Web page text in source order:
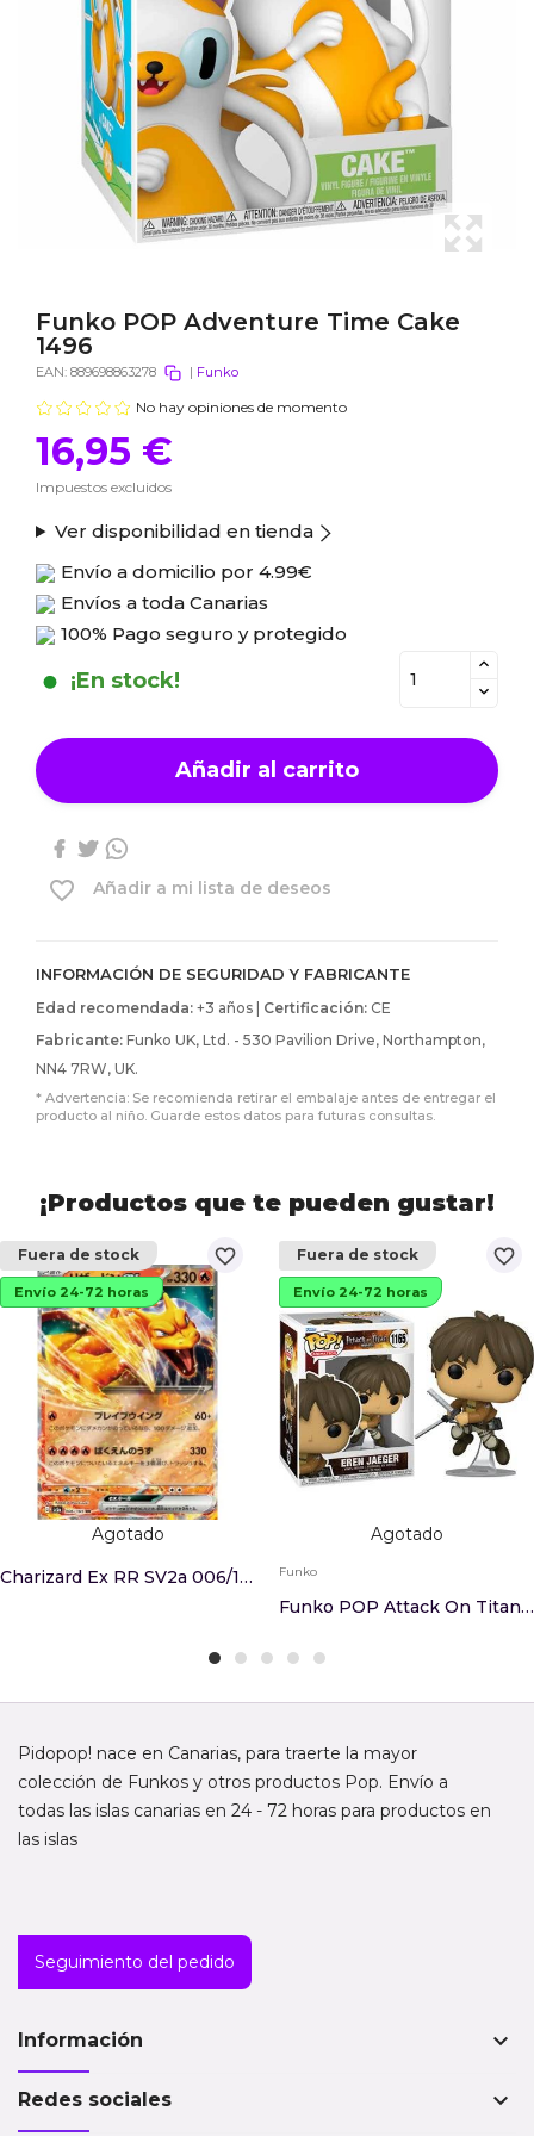
Funko POP Adventure Time Cake
1496
EAN: 889698863278 | Funko
No hay opiniones de momento
16,95 €
Impuestos excluidos
Ver disponibilidad en tienda
Envío a domicilio por 4.99€
Envíos a toda Canarias
100% Pago seguro y protegido
¡En stock!
Añadir al carrito
favorite_border Añadir a mi lista de deseos
INFORMACIÓN DE SEGURIDAD Y FABRICANTE
Edad recomendada: +3 años | Certificación: CE
Fabricante: Funko UK, Ltd. - 530 Pavilion Drive, Northampton,
NN4 7RW, UK.
* Advertencia: Se recomienda retirar el embalaje antes de entregar el
producto al niño. Guarde estos datos para futuras consultas.
¡Productos que te pueden gustar!
favorite_border
Fuera de stock
Envío 24-72 horas
Agotado
Charizard Ex RR SV2a 006/165 (JP)
favorite_border
Fuera de stock
Envío 24-72 horas
Agotado
Funko
Funko POP Attack On Titan Eren Jaeger
Pidopop! nace en Canarias, para traerte la mayor
colección de Funkos y otros productos Pop. Envío a
todas las islas canarias en 24 - 72 horas para productos en
las islas
Seguimiento del pedido
Información keyboard_arrow_down
Redes sociales keyboard_arrow_down